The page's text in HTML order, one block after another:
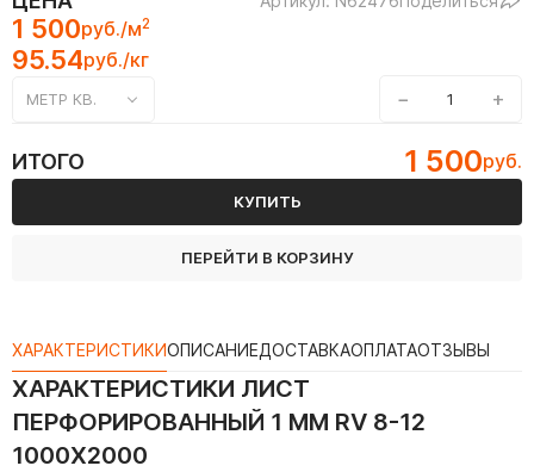
1 500руб./м2
95.54руб./кг
МЕТР КВ. − +
ИТОГО 1 500руб.
КУПИТЬ
ПЕРЕЙТИ В КОРЗИНУ
ХАРАКТЕРИСТИКИОПИСАНИЕДОСТАВКАОПЛАТАОТЗЫВЫ
ХАРАКТЕРИСТИКИ ЛИСТ
ПЕРФОРИРОВАННЫЙ 1 ММ RV 8-12
1000Х2000